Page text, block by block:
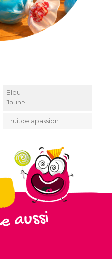
Bleu
Jaune
Fruitdelapassion
aussi